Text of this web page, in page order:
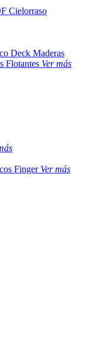
Cielorraso
Deck Maderas
Flotantes Ver más
Finger Ver más